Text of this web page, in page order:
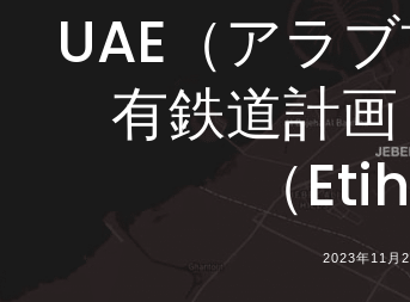
UAE（アラ
有鉄道計
（
2023年11月